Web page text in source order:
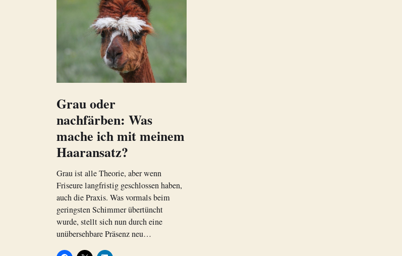
Grau oder
nachfärben: Was
mache ich mit meinem
Haaransatz?
Grau ist alle Theorie, aber wenn
Friseure langfristig geschlossen haben,
auch die Praxis. Was vormals beim
geringsten Schimmer übertüncht
wurde, stellt sich nun durch eine
unübersehbare Präsenz neu…